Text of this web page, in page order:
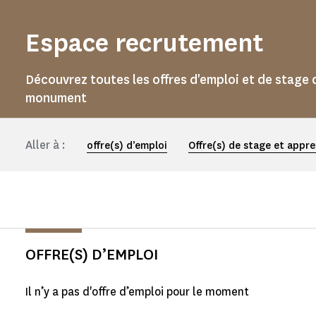
Espace recrutement
Découvrez toutes les offres d'emploi et de stage
monument
Aller à : offre(s) d’emploi Offre(s) de stage et
OFFRE(S) D’EMPLOI
Il n’y a pas d'offre d’emploi pour le moment